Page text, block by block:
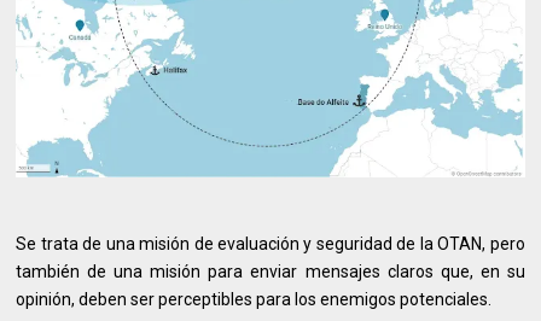
Se trata de una misión de evaluación y seguridad de la OTAN, pero
también de una misión para enviar mensajes claros que, en su
opinión, deben ser perceptibles para los enemigos potenciales.